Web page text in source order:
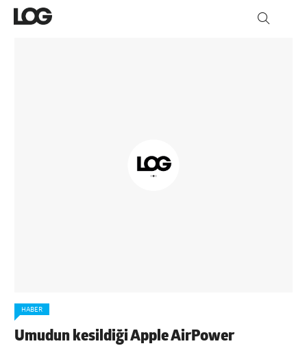
HABER
Umudun kesildiği Apple AirPower